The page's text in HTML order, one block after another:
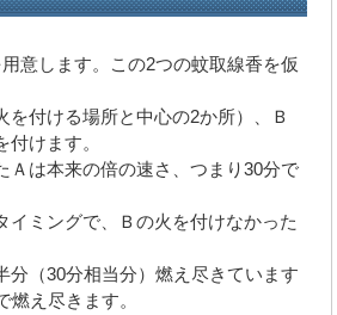
意します。この2つの蚊取線香を仮
を付ける場所と中心の2か所）、Ｂ
けます。
Ａは本来の倍の速さ、つまり30分で
イミングで、Ｂの火を付けなかった
分（30分相当分）燃え尽きています
燃え尽きます。